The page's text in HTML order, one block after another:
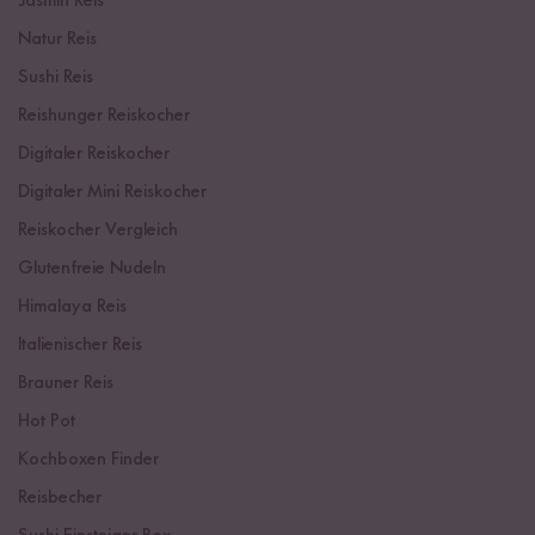
Natur Reis
Sushi Reis
Reishunger Reiskocher
Digitaler Reiskocher
Digitaler Mini Reiskocher
Reiskocher Vergleich
Glutenfreie Nudeln
Himalaya Reis
Italienischer Reis
Brauner Reis
Hot Pot
Kochboxen Finder
Reisbecher